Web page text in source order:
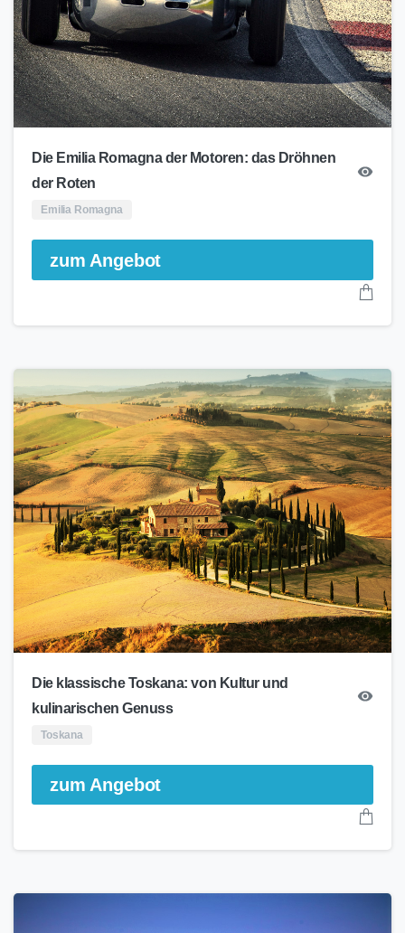
Die Emilia Romagna der Motoren: das Dröhnen
der Roten
Emilia Romagna
zum Angebot
Die klassische Toskana: von Kultur und
kulinarischen Genuss
Toskana
zum Angebot